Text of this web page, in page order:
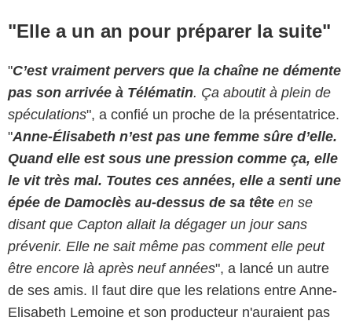
"Elle a un an pour préparer la suite"
"C’est vraiment pervers que la chaîne ne démente
pas son arrivée à Télématin. Ça aboutit à plein de
spéculations", a confié un proche de la présentatrice.
"Anne-Élisabeth n’est pas une femme sûre d’elle.
Quand elle est sous une pression comme ça, elle
le vit très mal. Toutes ces années, elle a senti une
épée de Damoclès au-dessus de sa tête en se
disant que Capton allait la dégager un jour sans
prévenir. Elle ne sait même pas comment elle peut
être encore là après neuf années", a lancé un autre
de ses amis. Il faut dire que les relations entre Anne-
Elisabeth Lemoine et son producteur n'auraient pas